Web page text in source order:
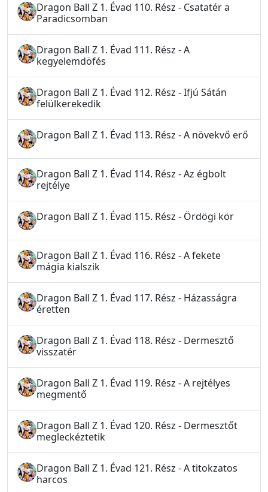
Dragon Ball Z 1. Évad 110. Rész - Csatatér a
Paradicsomban
Dragon Ball Z 1. Évad 111. Rész - A
kegyelemdöfés
Dragon Ball Z 1. Évad 112. Rész - Ifjú Sátán
felülkerekedik
Dragon Ball Z 1. Évad 113. Rész - A növekvő erő
Dragon Ball Z 1. Évad 114. Rész - Az égbolt
rejtélye
Dragon Ball Z 1. Évad 115. Rész - Ördögi kör
Dragon Ball Z 1. Évad 116. Rész - A fekete
mágia kialszik
Dragon Ball Z 1. Évad 117. Rész - Házasságra
éretten
Dragon Ball Z 1. Évad 118. Rész - Dermesztő
visszatér
Dragon Ball Z 1. Évad 119. Rész - A rejtélyes
megmentő
Dragon Ball Z 1. Évad 120. Rész - Dermesztőt
megleckéztetik
Dragon Ball Z 1. Évad 121. Rész - A titokzatos
harcos